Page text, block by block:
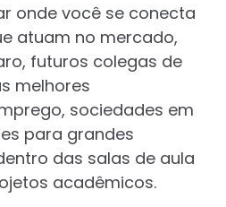
onde você se conecta
atuam no mercado,
futuros colegas de
melhores
sociedades em
para grandes
das salas de aula
acadêmicos.